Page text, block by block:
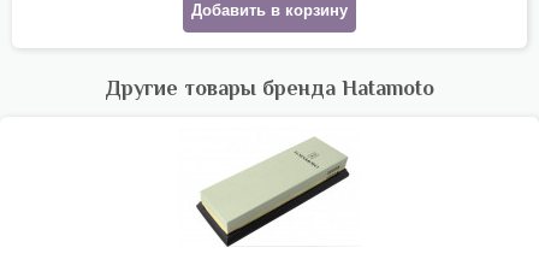
Добавить в корзину
Другие товары бренда Hatamoto